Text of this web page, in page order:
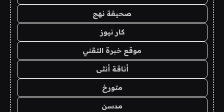
صحيفة نهج
كار نيوز
موقع خبرة التقني
أناقة أنثى
متورخ
مدسن